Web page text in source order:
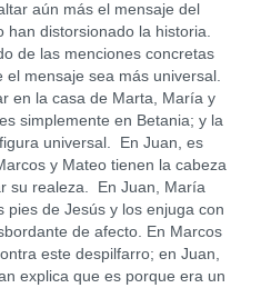
aún más el mensaje del
han distorsionado la historia.
de las menciones concretas
mensaje sea más universal.
en la casa de Marta, María y
simplemente en Betania; y la
universal. En Juan, es
y Mateo tienen la cabeza
su realeza. En Juan, María
de Jesús y los enjuga con
de afecto. En Marcos
este despilfarro; en Juan,
explica que es porque era un